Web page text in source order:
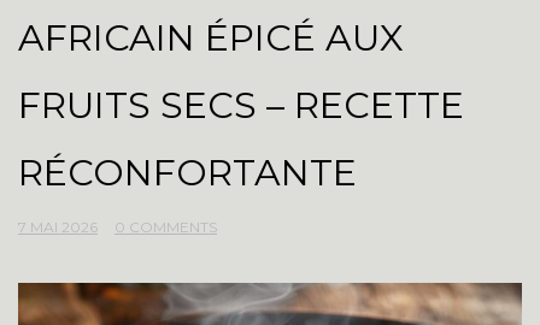
AFRICAIN ÉPICÉ AUX
FRUITS SECS – RECETTE
RÉCONFORTANTE
7 MAI 2026 0 COMMENTS